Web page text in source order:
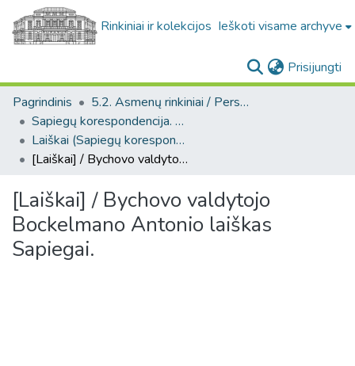
Rinkiniai ir kolekcijos Ieškoti visame archyve
Prisijungti
Pagrindinis
5.2. Asmenų rinkiniai / Personal collections
Sapiegų korespondencija. F139
Laiškai (Sapiegų korespondencija. F139)
[Laiškai] / Bychovo valdytojo Bockelmano Antonio laiškas Sapiegai.
[Laiškai] / Bychovo valdytojo
Bockelmano Antonio laiškas
Sapiegai.